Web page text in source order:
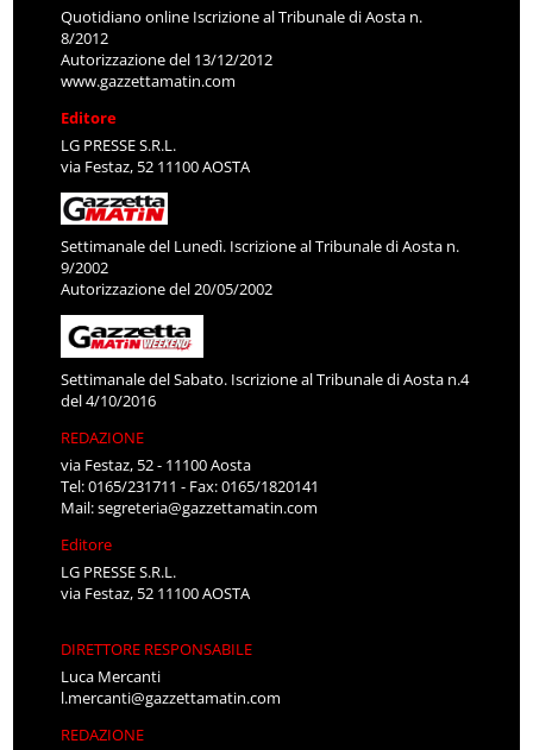
Quotidiano online Iscrizione al Tribunale di Aosta n.
8/2012
Autorizzazione del 13/12/2012
www.gazzettamatin.com
Editore
LG PRESSE S.R.L.
via Festaz, 52 11100 AOSTA
Settimanale del Lunedì. Iscrizione al Tribunale di Aosta n.
9/2002
Autorizzazione del 20/05/2002
Settimanale del Sabato. Iscrizione al Tribunale di Aosta n.4
del 4/10/2016
REDAZIONE
via Festaz, 52 - 11100 Aosta
Tel: 0165/231711 - Fax: 0165/1820141
Mail:segreteria@gazzettamatin.com
Editore
LG PRESSE S.R.L.
via Festaz, 52 11100 AOSTA
DIRETTORE RESPONSABILE
Luca Mercanti
l.mercanti@gazzettamatin.com
REDAZIONE